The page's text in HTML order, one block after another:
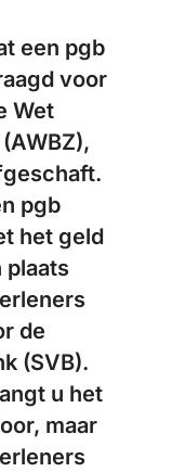
een pgb
voor
Wet
pgb
het geld
plaats
de
(SVB).
u het
maar